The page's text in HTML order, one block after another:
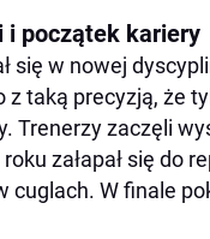
i początek kariery
się w nowej
z taką precyzją, że
Trenerzy zaczęli
załapał się do
cuglach. W finale